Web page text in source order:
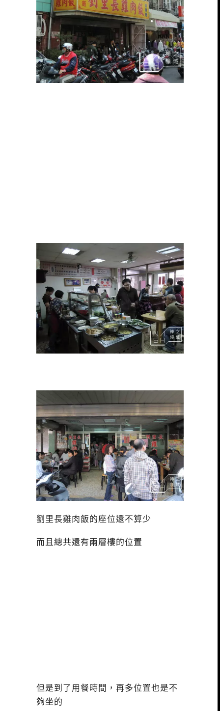
劉里長雞肉飯的座位還不算少
而且總共還有兩層樓的位置
但是到了用餐時間，再多位置也是不
夠坐的